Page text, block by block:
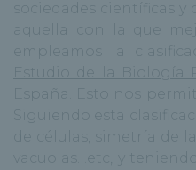
sociedades científicas
aquella con la que
empleamos la
Estudio de la Biología
España. Esto nos
Siguiendo esta
de células, simetría de
vacuolas…etc, y